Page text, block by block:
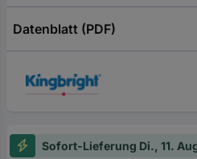
Datenblatt (PDF)
Sofort-Lieferung Di., 11.